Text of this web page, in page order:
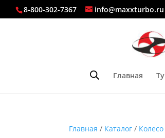
8-800-302-7367 info@maxxturbo.ru
Главная
Главная / Каталог /